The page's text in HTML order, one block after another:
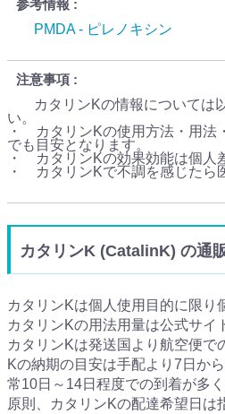
参考情報
PMDA - ピレノキシン
注意事項
カタリンKの情報については
い。
・ カタリンKの使用方法・用法
でも目安となります。
・ カタリンKの効果効能は個人
・ カタリンKで不調を感じたら
カタリンK (CatalinK) の通
カタリンKは個人使用目的に限り
カタリンKの用法用量は公式サイ
カタリンKは発送国より航空便で
Kの納期の目安は手配より7日か
常10日～14日程度での到着が多
原則、カタリンKの配達希望日は